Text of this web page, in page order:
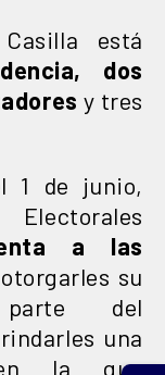
está
dos
y tres
1 de junio,
Electorales
a las
su
parte del
una
en la que